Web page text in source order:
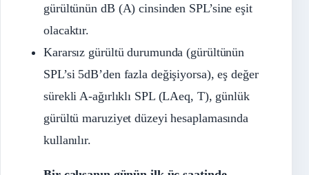
gürültünün dB (A) cinsinden SPL’sine eşit
olacaktır.
Kararsız gürültü durumunda (gürültünün
SPL’si 5dB’den fazla değişiyorsa), eş değer
sürekli A-ağırlıklı SPL (LAeq, T), günlük
gürültü maruziyet düzeyi hesaplamasında
kullanılır.